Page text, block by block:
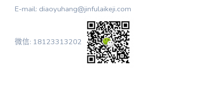
E-mail: diaoyuhang@jinfulaikeji.com
微信: 18123313202